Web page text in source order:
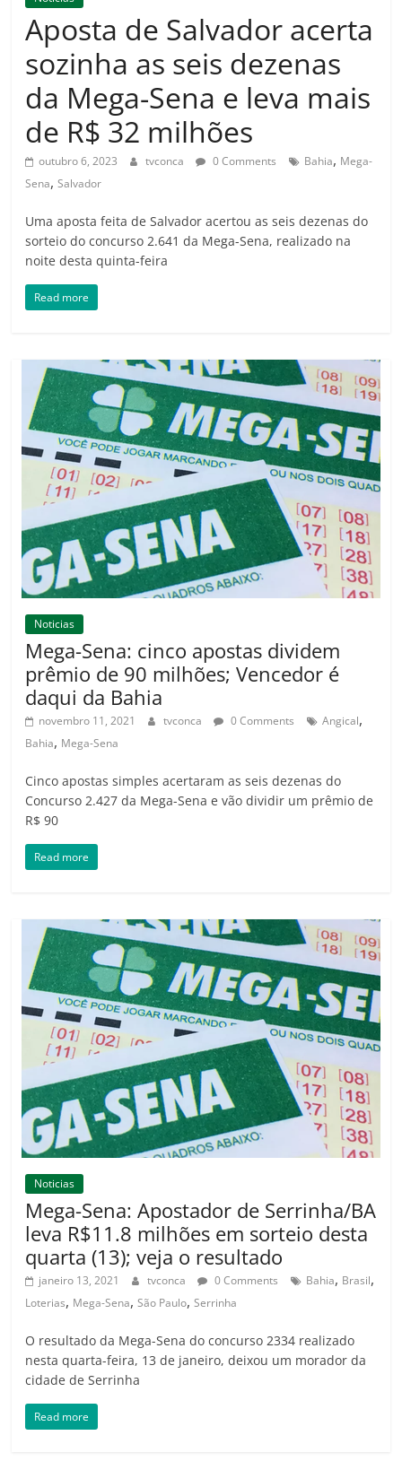
Aposta de Salvador acerta
sozinha as seis dezenas
da Mega-Sena e leva mais
de R$ 32 milhões
outubro 6, 2023 tvconca 0 Comments Bahia, Mega-
Sena,Salvador
Uma aposta feita de Salvador acertou as seis dezenas do
sorteio do concurso 2.641 da Mega-Sena, realizado na
noite desta quinta-feira
Read more
Noticias
Mega-Sena: cinco apostas dividem
prêmio de 90 milhões; Vencedor é
daqui da Bahia
novembro 11, 2021 tvconca 0 Comments Angical,
Bahia, Mega-Sena
Cinco apostas simples acertaram as seis dezenas do
Concurso 2.427 da Mega-Sena e vão dividir um prêmio de
R$ 90
Read more
Noticias
Mega-Sena: Apostador de Serrinha/BA
leva R$11.8 milhões em sorteio desta
quarta (13); veja o resultado
janeiro 13, 2021 tvconca 0 Comments Bahia, Brasil,
Loterias, Mega-Sena,São Paulo,Serrinha
O resultado da Mega-Sena do concurso 2334 realizado
nesta quarta-feira, 13 de janeiro, deixou um morador da
cidade de Serrinha
Read more